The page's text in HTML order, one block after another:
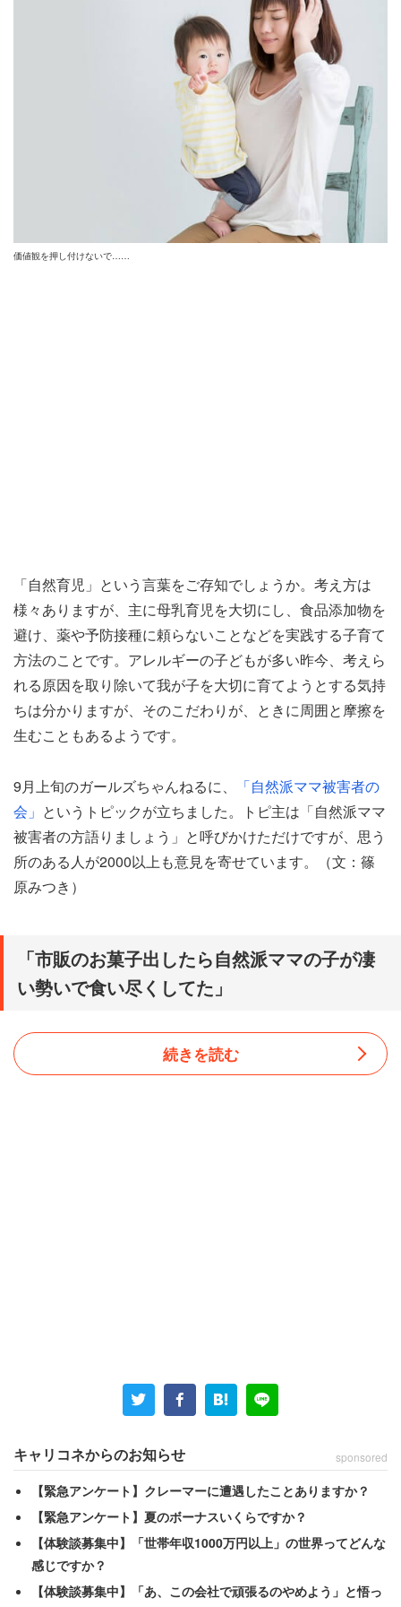
価値観を押し付けないで……
「自然育児」という言葉をご存知でしょうか。考え方は
様々ありますが、主に母乳育児を大切にし、食品添加物を
避け、薬や予防接種に頼らないことなどを実践する子育て
方法のことです。アレルギーの子どもが多い昨今、考えら
れる原因を取り除いて我が子を大切に育てようとする気持
ちは分かりますが、そのこだわりが、ときに周囲と摩擦を
生むこともあるようです。
9月上旬のガールズちゃんねるに、
「自然派ママ被害者の
会」 というトピックが立ちました。トピ主は「自然派ママ
被害者の方語りましょう」と呼びかけただけですが、思う
所のある人が2000以上も意見を寄せています。（文：篠
原みつき）
「市販のお菓子出したら自然派ママの子が凄
い勢いで食い尽くしてた」
子どもが大きくなるにつれ他のお子さんとの交流も始ま
メントはこんな批判的な声があふれました。
「人が美味しく頂いてる最中に、白砂糖と小麦粉は
ウチはたべないわー、体に良くないからー！と、ニ
ョロニョロ言ってくるやつ。黙っとけ」
「義弟のとこが夫婦揃って自然派寄り。さすがにワ
続きを読む
キャリコネからのお知らせ sponsored
【緊急アンケート】クレーマーに遭遇したことありますか？
【緊急アンケート】夏のボーナスいくらですか？
【体験談募集中】「世帯年収1000万円以上」の世界ってどんな
感じですか？
【体験談募集中】「あ、この会社で頑張るのやめよう」と悟っ